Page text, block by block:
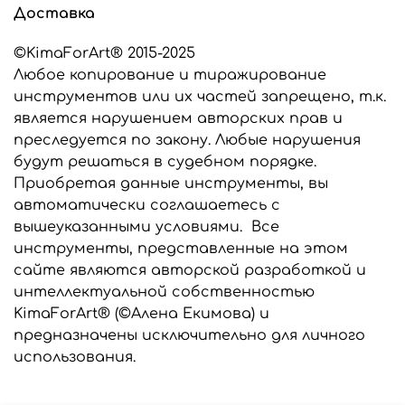
Доставка
©KimaForArt® 2015-2025
Любое копирование и тиражирование
инструментов или их частей запрещено, т.к.
является нарушением авторских прав и
преследуется по закону. Любые нарушения
будут решаться в судебном порядке.
Приобретая данные инструменты, вы
автоматически соглашаетесь с
вышеуказанными условиями. Все
инструменты, представленные на этом
сайте являются авторской разработкой и
интеллектуальной собственностью
KimaForArt® (©Алена Екимова) и
предназначены исключительно для личного
использования.